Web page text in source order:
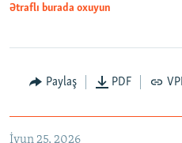
Auto 240p
720p
Ətraflı burada oxuyun
Paylaş PDF
İyun 25, 2026